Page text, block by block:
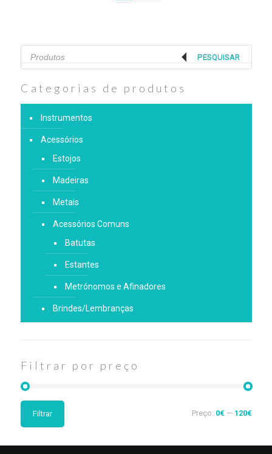
Products
search
PESQUISAR
Categorias de produtos
Instrumentos
Acessórios
Estojos
Madeiras
Metais
Acessórios Comuns
Batutas
Estantes
Metrónomos e Afinadores
Brindes/Lembranças
Filtrar por preço
Filtrar Preço: 0€— 120€